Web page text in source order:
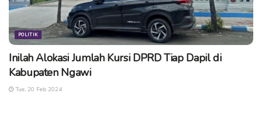
POLITIK
Inilah Alokasi Jumlah Kursi DPRD Tiap Dapil di
Kabupaten Ngawi
Tue, 20 Feb 2024